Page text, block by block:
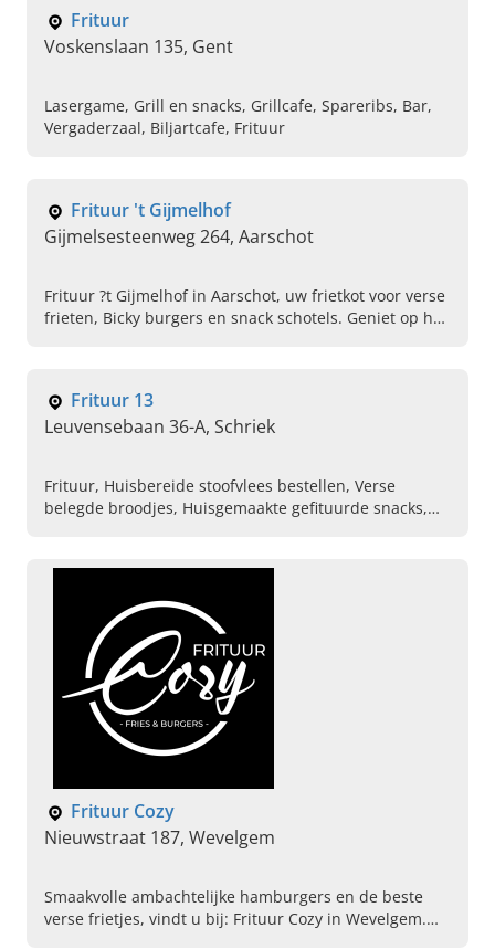
Frituur
Voskenslaan 135, Gent
Lasergame, Grill en snacks, Grillcafe, Spareribs, Bar,
Vergaderzaal, Biljartcafe, Frituur
Frituur 't Gijmelhof
Gijmelsesteenweg 264, Aarschot
Frituur ?t Gijmelhof in Aarschot, uw frietkot voor verse
frieten, Bicky burgers en snack schotels. Geniet op het
Frituur 13
Leuvensebaan 36-A, Schriek
Frituur, Huisbereide stoofvlees bestellen, Verse
belegde broodjes, Huisgemaakte gefituurde snacks,
Frituur Cozy
Nieuwstraat 187, Wevelgem
Smaakvolle ambachtelijke hamburgers en de beste
verse frietjes, vindt u bij: Frituur Cozy in Wevelgem.